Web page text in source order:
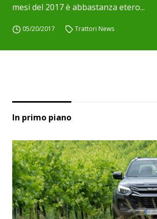
mesi del 2017 è abbastanza etero...
05/20/2017 Trattori News
In primo piano